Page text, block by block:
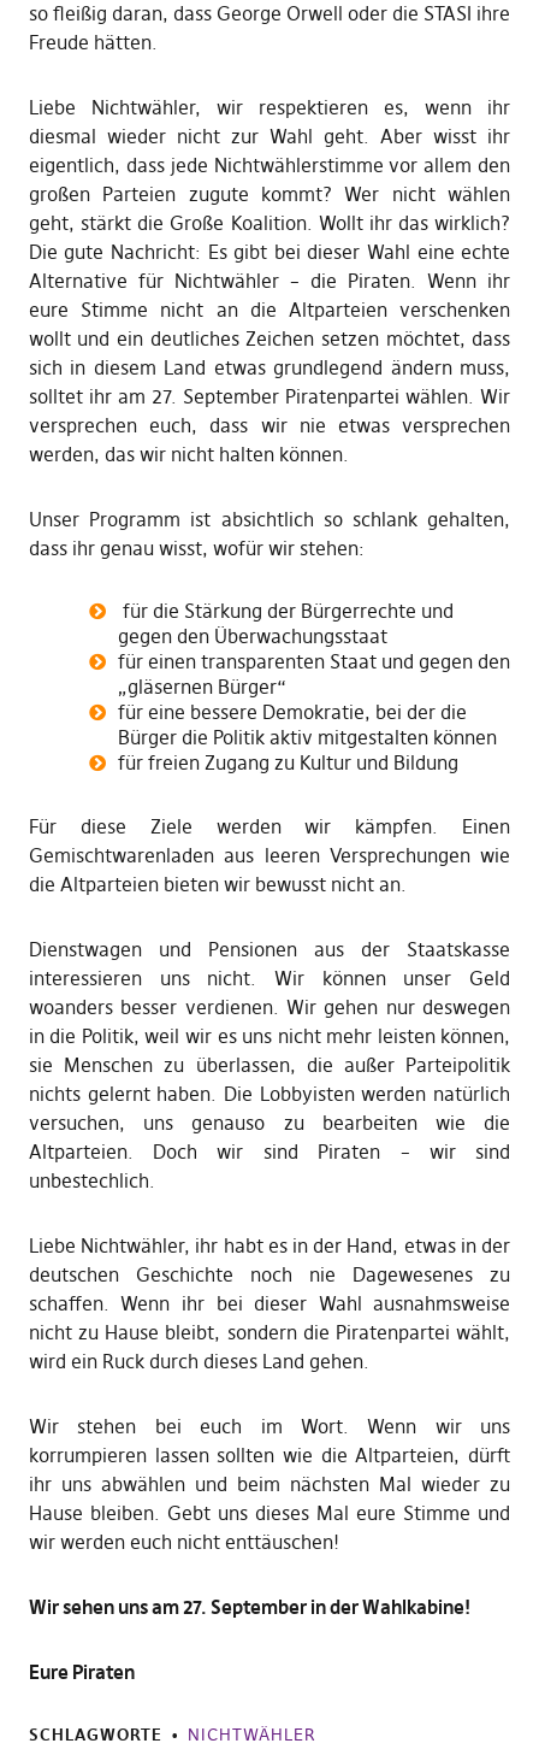
so fleißig daran, dass George Orwell oder die STASI ihre
Freude hätten.
Liebe Nichtwähler, wir respektieren es, wenn ihr
diesmal wieder nicht zur Wahl geht. Aber wisst ihr
eigentlich, dass jede Nichtwählerstimme vor allem den
großen Parteien zugute kommt? Wer nicht wählen
geht, stärkt die Große Koalition. Wollt ihr das wirklich?
Die gute Nachricht: Es gibt bei dieser Wahl eine echte
Alternative für Nichtwähler – die Piraten. Wenn ihr
eure Stimme nicht an die Altparteien verschenken
wollt und ein deutliches Zeichen setzen möchtet, dass
sich in diesem Land etwas grundlegend ändern muss,
solltet ihr am 27. September Piratenpartei wählen. Wir
versprechen euch, dass wir nie etwas versprechen
werden, das wir nicht halten können.
Unser Programm ist absichtlich so schlank gehalten,
dass ihr genau wisst, wofür wir stehen:
für die Stärkung der Bürgerrechte und
gegen den Überwachungsstaat
für einen transparenten Staat und gegen den
„gläsernen Bürger“
für eine bessere Demokratie, bei der die
Bürger die Politik aktiv mitgestalten können
für freien Zugang zu Kultur und Bildung
Für diese Ziele werden wir kämpfen. Einen
Gemischtwarenladen aus leeren Versprechungen wie
die Altparteien bieten wir bewusst nicht an.
Dienstwagen und Pensionen aus der Staatskasse
interessieren uns nicht. Wir können unser Geld
woanders besser verdienen. Wir gehen nur deswegen
in die Politik, weil wir es uns nicht mehr leisten können,
sie Menschen zu überlassen, die außer Parteipolitik
nichts gelernt haben. Die Lobbyisten werden natürlich
versuchen, uns genauso zu bearbeiten wie die
Altparteien. Doch wir sind Piraten – wir sind
unbestechlich.
Liebe Nichtwähler, ihr habt es in der Hand, etwas in der
deutschen Geschichte noch nie Dagewesenes zu
schaffen. Wenn ihr bei dieser Wahl ausnahmsweise
nicht zu Hause bleibt, sondern die Piratenpartei wählt,
wird ein Ruck durch dieses Land gehen.
Wir stehen bei euch im Wort. Wenn wir uns
korrumpieren lassen sollten wie die Altparteien, dürft
ihr uns abwählen und beim nächsten Mal wieder zu
Hause bleiben. Gebt uns dieses Mal eure Stimme und
wir werden euch nicht enttäuschen!
Wir sehen uns am 27. September in der Wahlkabine!
Eure Piraten
SCHLAGWORTE NICHTWÄHLER